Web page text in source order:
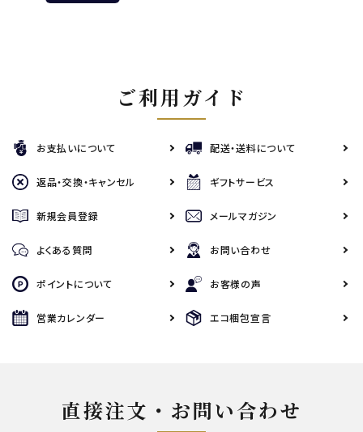
ご利用ガイド
お支払いについて 配送・送料について
返品・交換・キャンセル ギフトサービス
新規会員登録 メールマガジン
よくある質問 お問い合わせ
ポイントについて お客様の声
営業カレンダー エコ梱包宣言
直接注文・お問い合わせ